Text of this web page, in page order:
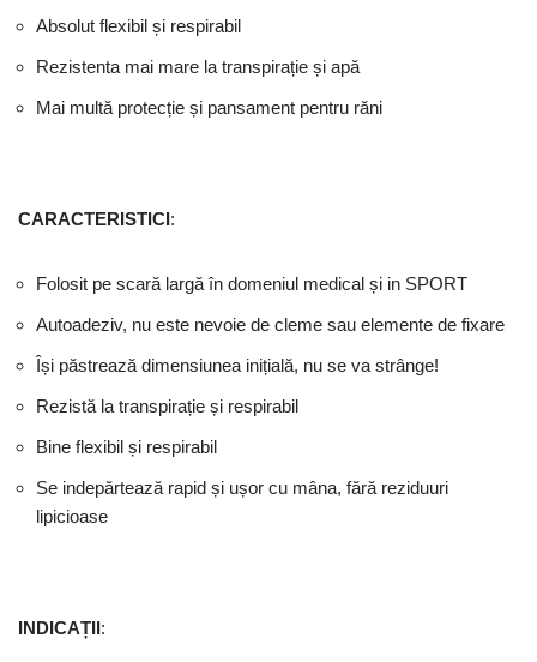
Absolut flexibil și respirabil
Rezistenta mai mare la transpirație și apă
Mai multă protecție și pansament pentru răni
CARACTERISTICI:
Folosit pe scară largă în domeniul medical și in SPORT
Autoadeziv, nu este nevoie de cleme sau elemente de fixare
Își păstrează dimensiunea inițială, nu se va strânge!
Rezistă la transpirație și respirabil
Bine flexibil și respirabil
Se indepărtează rapid și ușor cu mâna, fără reziduuri
lipicioase
INDICAȚII: